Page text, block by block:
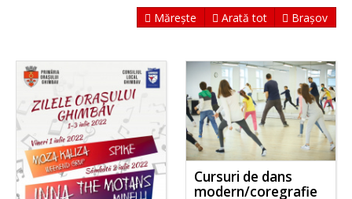
Mărește Arată tot Brașov
Cursuri de dans
modern/coregrafie